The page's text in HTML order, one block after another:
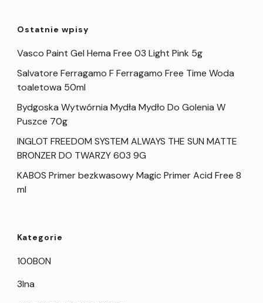
Ostatnie wpisy
Vasco Paint Gel Hema Free 03 Light Pink 5g
Salvatore Ferragamo F Ferragamo Free Time Woda
toaletowa 50ml
Bydgoska Wytwórnia Mydła Mydło Do Golenia W
Puszce 70g
INGLOT FREEDOM SYSTEM ALWAYS THE SUN MATTE
BRONZER DO TWARZY 603 9G
KABOS Primer bezkwasowy Magic Primer Acid Free 8
ml
Kategorie
100BON
3Ina